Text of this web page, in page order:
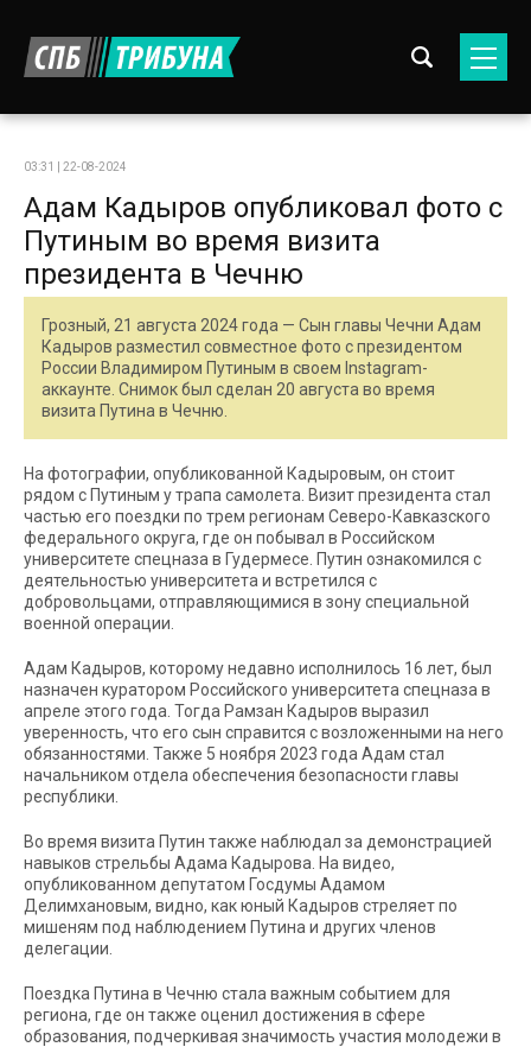
03:31 | 22-08-2024
Адам Кадыров опубликовал фото с
Путиным во время визита
президента в Чечню
Грозный, 21 августа 2024 года — Сын главы Чечни Адам
Кадыров разместил совместное фото с президентом
России Владимиром Путиным в своем Instagram-
аккаунте. Снимок был сделан 20 августа во время
визита Путина в Чечню.
На фотографии, опубликованной Кадыровым, он стоит
рядом с Путиным у трапа самолета. Визит президента стал
частью его поездки по трем регионам Северо-Кавказского
федерального округа, где он побывал в Российском
университете спецназа в Гудермесе. Путин ознакомился с
деятельностью университета и встретился с
добровольцами, отправляющимися в зону специальной
военной операции.
Адам Кадыров, которому недавно исполнилось 16 лет, был
назначен куратором Российского университета спецназа в
апреле этого года. Тогда Рамзан Кадыров выразил
уверенность, что его сын справится с возложенными на него
обязанностями. Также 5 ноября 2023 года Адам стал
начальником отдела обеспечения безопасности главы
республики.
Во время визита Путин также наблюдал за демонстрацией
навыков стрельбы Адама Кадырова. На видео,
опубликованном депутатом Госдумы Адамом
Делимхановым, видно, как юный Кадыров стреляет по
мишеням под наблюдением Путина и других членов
делегации.
Поездка Путина в Чечню стала важным событием для
региона, где он также оценил достижения в сфере
образования, подчеркивая значимость участия молодежи в